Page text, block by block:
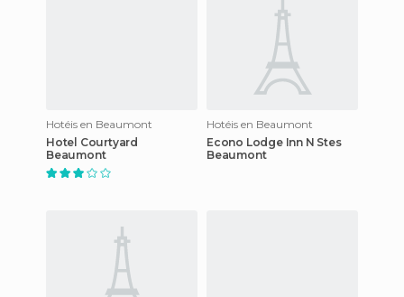
Hotéis en Beaumont
Hotel Courtyard
Beaumont
Hotéis en Beaumont
Econo Lodge Inn N Stes
Beaumont